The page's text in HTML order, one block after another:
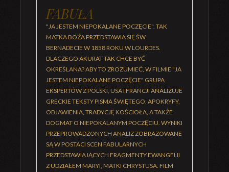
FABUŁA
"JA JESTEM NIEPOKALANE POCZĘCIE". TAK
MATKA BOŻA PRZEDSTAWIA SIĘ ŚW.
BERNADECIE W 1858 ROKU W LOURDES.
DLACZEGO AKURAT TAK CHCE BYĆ
OKREŚLANA? ABY TO ZROZUMIEĆ, W FILMIE "JA
JESTEM NIEPOKALANE POCZĘCIE" GRUPA
EKSPERTÓW Z POLSKI, USA I FRANCJI ANALIZUJE
GRECKIE TEKSTY PISMA ŚWIĘTEGO, APOKRYFY,
OBJAWIENIA, TRADYCJĘ KOŚCIOŁA, A TAKŻE
DOGMAT O NIEPOKALANYM POCZĘCIU. WYNIKI
PRZEPROWADZONYCH ANALIZ ZOBRAZOWANE
SĄ W POSTACI SCEN FABULARNYCH
PRZEDSTAWIAJĄCYCH FRAGMENTY EWANGELII
Z UDZIAŁEM MARYI, MATKI CHRYSTUSA. FILM